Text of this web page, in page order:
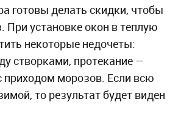
готовы делать скидки, чтобы
При установке окон в теплую
некоторые недочеты:
створками, протекание —
приходом морозов. Если всю
то результат будет виден